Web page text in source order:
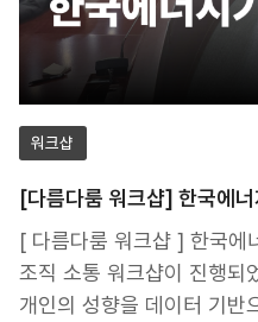
가졌습니다. 현장에서는 ✔ 나의 기본 성향 이해하기 ✔
서로 다른 소통 방식 알아
파악하기 ✔ 조직 내 건강한 커
진행되었습니다. 참여자들은 “나를 객관적으로 돌아볼 수
생각보다 깊이 있는 내용이
만족도를 나타냈습니다. 다름다룸은 앞으로도 공공기관,
기업, 학교 등 다양한 현장
이해와 연결을 돕는 프로그
워크샵
[다름다룸 워크샵] 한국에
[ 다름다룸 워크샵 ] 한국에너지기술연구원에서 다름다룸
조직 소통 워크샵이 진행되었습니다. 이
개인의 성향을 데이터 기반